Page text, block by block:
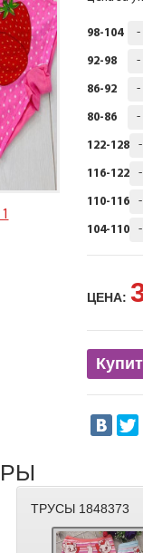
98-104 -
92-98 -
86-92 -
80-86 -
122-128 -
116-122 -
110-116 -
104-110 -
ЦЕНА:
ТРУСЫ 1848373